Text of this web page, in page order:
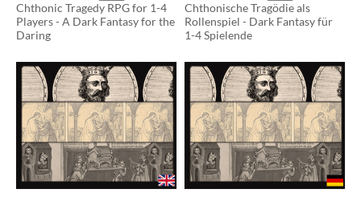
Chthonic Tragedy RPG for 1-4
Players - A Dark Fantasy for the
Daring
Chthonische Tragödie als
Rollenspiel - Dark Fantasy für
1-4 Spielende